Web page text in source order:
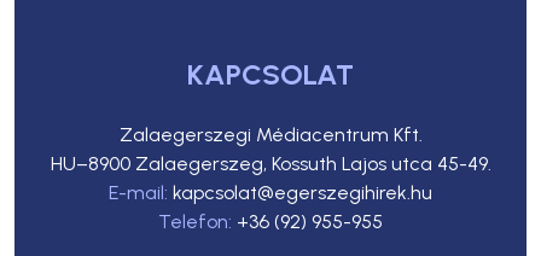
KAPCSOLAT
Zalaegerszegi Médiacentrum Kft.
HU–8900 Zalaegerszeg, Kossuth Lajos utca 45-49.
E-mail: kapcsolat@egerszegihirek.hu
Telefon: +36 (92) 955-955